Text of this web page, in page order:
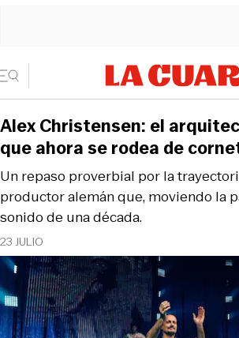
23 JULIO
Un repaso proverbial por la
productor alemán que, moviendo la
sonido de una década.
Alex Christensen: el
que ahora se rodea de